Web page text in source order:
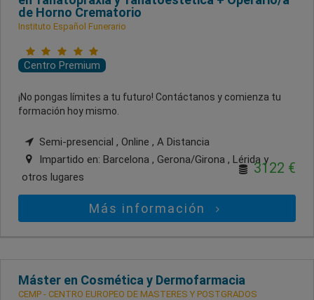
de Horno Crematorio
Instituto Español Funerario
Centro Premium
¡No pongas límites a tu futuro! Contáctanos y comienza tu
formación hoy mismo.
Semi-presencial , Online , A Distancia
Impartido en: Barcelona , Gerona/Girona , Lérida y
otros lugares
3122 €
Más información
Máster en Cosmética y Dermofarmacia
CEMP - CENTRO EUROPEO DE MASTERES Y POSTGRADOS